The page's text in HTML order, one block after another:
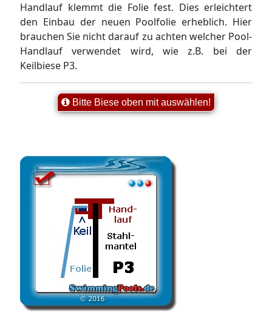
Handlauf klemmt die Folie fest. Dies erleichtert
den Einbau der neuen Poolfolie erheblich. Hier
brauchen Sie nicht darauf zu achten welcher Pool-
Handlauf verwendet wird, wie z.B. bei der
Keilbiese P3.
Bitte Biese oben mit auswählen!